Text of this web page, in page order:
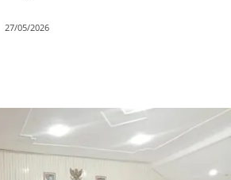
27/05/2026